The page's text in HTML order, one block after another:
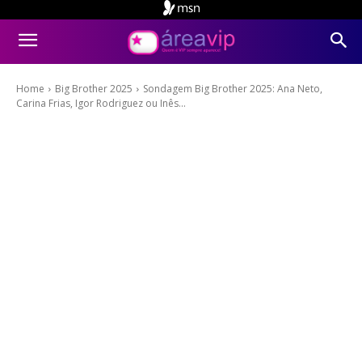
Home Big Brother 2025
Sondagem Big Brother 2025: Ana Neto,
Carina Frias, Igor Rodriguez ou Inês...